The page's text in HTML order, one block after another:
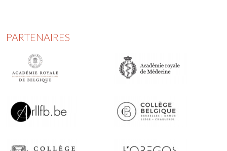
PARTENAIRES